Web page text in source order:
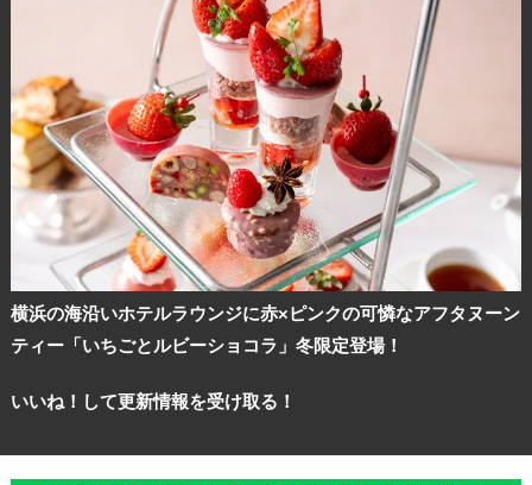
横浜の海沿いホテルラウンジに赤×ピンクの可憐なアフタヌーン
ティー「いちごとルビーショコラ」冬限定登場！
いいね！して更新情報を受け取る！
ランキング
ブログ記事
サイトについて